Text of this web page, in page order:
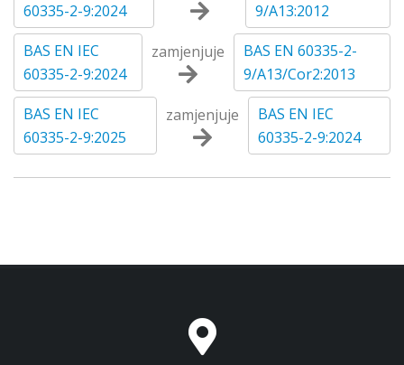
60335-2-9:2024
9/A13:2012
BAS EN IEC
60335-2-9:2024
zamjenjuje
BAS EN 60335-2-
9/A13/Cor2:2013
BAS EN IEC
60335-2-9:2025
zamjenjuje
BAS EN IEC
60335-2-9:2024